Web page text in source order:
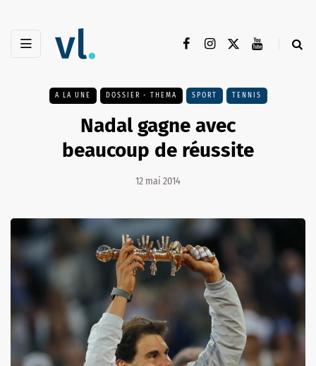
A LA UNE DOSSIER - THEMA SPORT TENNIS
Nadal gagne avec
beaucoup de réussite
12 mai 2014